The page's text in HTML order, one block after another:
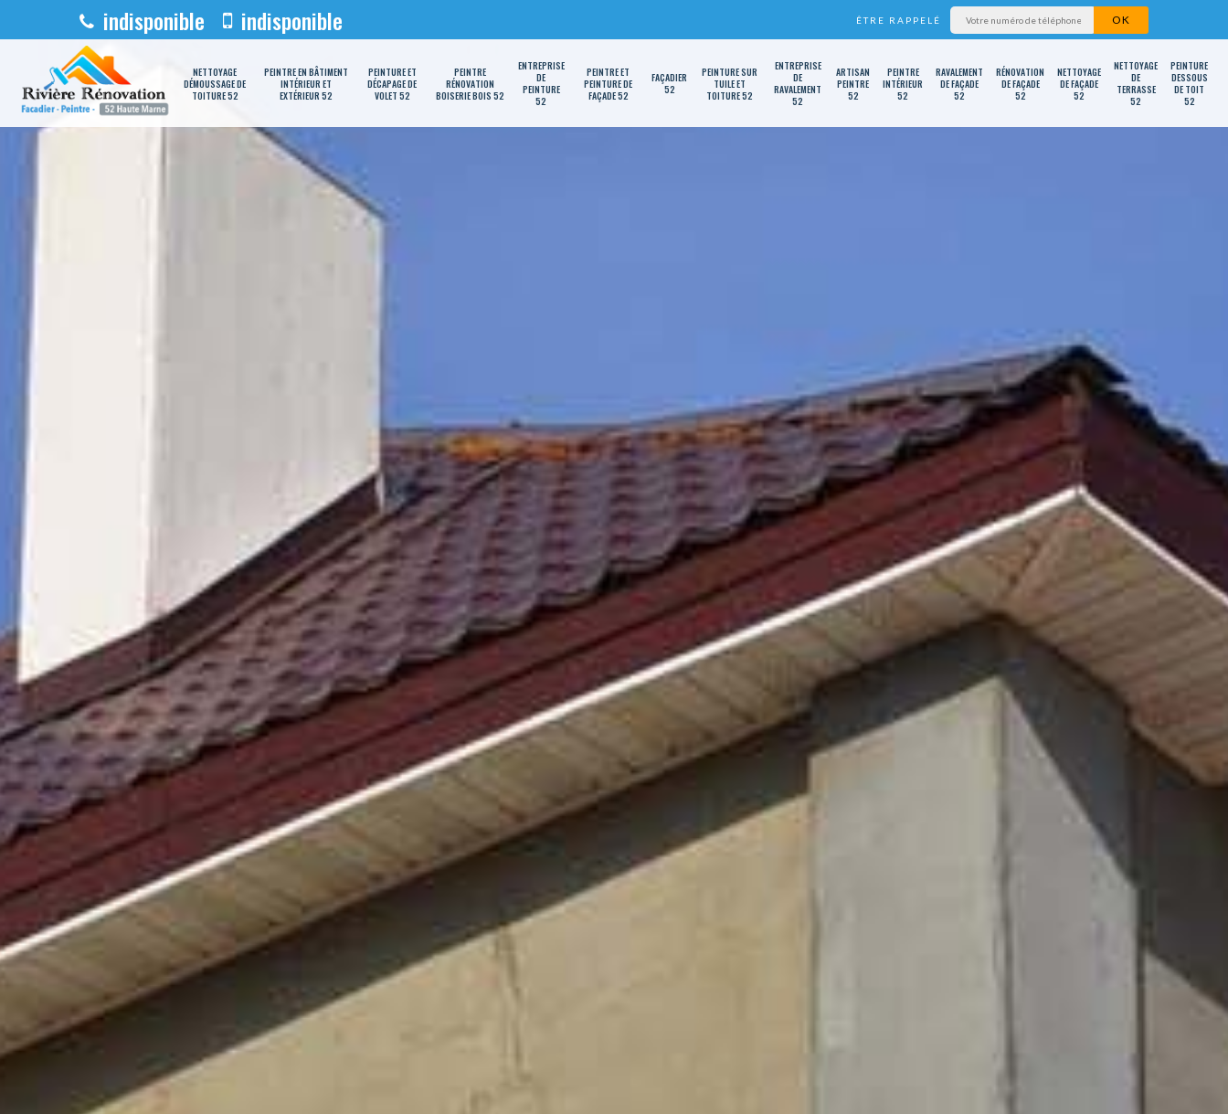
indisponible indisponible ÊTRE RAPPELÉ
NETTOYAGE
DÉMOUSSAGE DE
TOITURE 52
PEINTRE EN BÂTIMENT
INTÉRIEUR ET
EXTÉRIEUR 52
PEINTURE ET
DÉCAPAGE DE
VOLET 52
PEINTRE
RÉNOVATION
BOISERIE BOIS 52
ENTREPRISE
DE
PEINTURE
52
PEINTRE ET
PEINTURE DE
FAÇADE 52
FAÇADIER
52
PEINTURE SUR
TUILE ET
TOITURE 52
ENTREPRISE
DE
RAVALEMENT
52
ARTISAN
PEINTRE
52
PEINTRE
INTÉRIEUR
52
RAVALEMENT
DE FAÇADE
52
RÉNOVATION
DE FAÇADE
52
NETTOYAGE
DE FAÇADE
52
NETTOYAGE
DE
TERRASSE
52
PEINTURE
DESSOUS
DE TOIT
52